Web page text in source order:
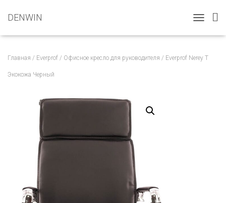
DENWIN
O
L
Главная / Everprof / Офисное кресло для руководителя / Everprof Nerey T
Экокожа Черный